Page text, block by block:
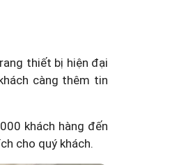
thiết bị hiện đại
càng thêm tin
khách hàng đến
cho quý khách.